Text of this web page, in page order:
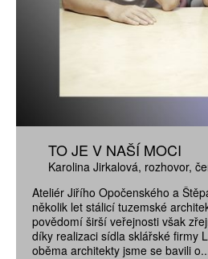
TO JE V NAŠÍ MOCI
Karolina Jirkalová rozhovor
Ateliér Jiřího Opočenského a
několik let stálicí tuzemské
povědomí širší veřejnosti však
díky realizaci sídla sklářské firmy
oběma architekty jsme se bavili